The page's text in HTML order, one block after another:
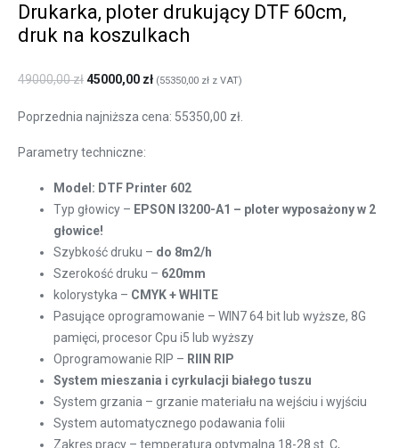
Drukarka, ploter drukujący DTF 60cm,
druk na koszulkach
49000,00zł45000,00 zł (55350,00 zł z VAT)
Poprzednia najniższa cena: 55350,00 zł.
Parametry techniczne:
Model: DTF Printer 602
Typ głowicy – EPSON I3200-A1 – ploter wyposażony w 2
głowice!
Szybkość druku – do 8m2/h
Szerokość druku – 620mm
kolorystyka – CMYK + WHITE
Pasujące oprogramowanie – WIN7 64 bit lub wyższe, 8G
pamięci, procesor Cpu i5 lub wyższy
Oprogramowanie RIP – RIIN RIP
System mieszania i cyrkulacji białego tuszu
System grzania – grzanie materiału na wejściu i wyjściu
System automatycznego podawania folii
Zakres pracy – temperatura optymalna 18-28 st. C,